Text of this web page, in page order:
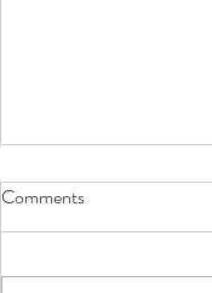
Comments